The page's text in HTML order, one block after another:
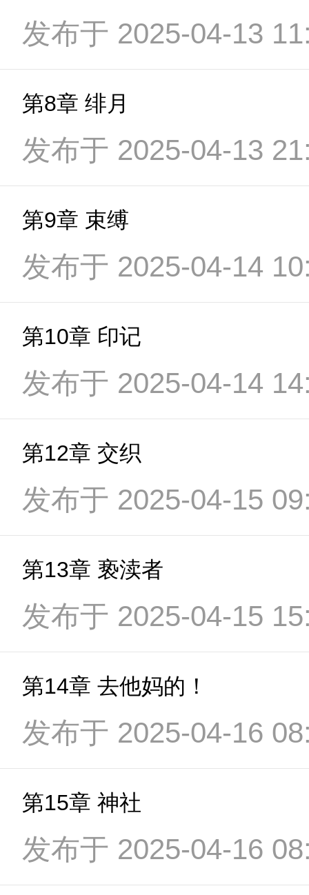
发布于 2025-04-13
第8章 绯月
发布于 2025-04-13
第9章 束缚
发布于 2025-04-14
第10章 印记
发布于 2025-04-14
第12章 交织
发布于 2025-04-15
第13章 亵渎者
发布于 2025-04-15
第14章 去他妈的！
发布于 2025-04-16
第15章 神社
发布于 2025-04-16